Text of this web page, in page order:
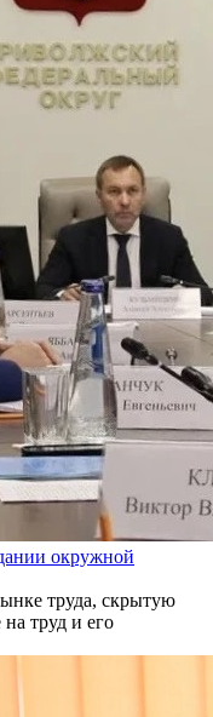
окружной
труда, скрытую
труд и его